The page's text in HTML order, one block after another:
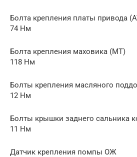
Болта крепления платы привода
74 Нм
Болта крепления маховика (MT)
118 Нм
Болты крепления масляного
12 Нм
Болты крышки заднего сальника
11 Нм
Датчик крепления помпы ОЖ